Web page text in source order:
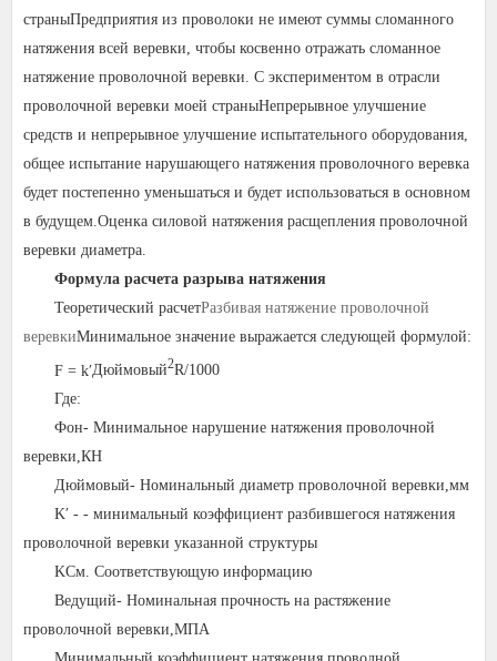
страныПредприятия из проволоки не имеют суммы сломанного
натяжения всей веревки, чтобы косвенно отражать сломанное
натяжение проволочной веревки. С экспериментом в отрасли
проволочной веревки моей страныНепрерывное улучшение
средств и непрерывное улучшение испытательного оборудования,
общее испытание нарушающего натяжения проволочного веревка
будет постепенно уменьшаться и будет использоваться в основном
в будущем. Оценка силовой натяжения расщепления проволочной
веревки диаметра.
Формула расчета разрыва натяжения
Теоретический расчетРазбивая натяжение проволочной
веревкиМинимальное значение выражается следующей формулой:
F = k′Дюймовый2R/1000
Где:
Фон- Минимальное нарушение натяжения проволочной
веревки,КН
Дюймовый- Номинальный диаметр проволочной веревки,мм
K′ - - минимальный коэффициент разбившегося натяжения
проволочной веревки указанной структуры
KСм. Соответствующую информацию
Ведущий- Номинальная прочность на растяжение
проволочной веревки,МПА